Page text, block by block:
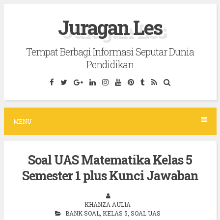
c
Juragan Les
Tempat Berbagi Informasi Seputar Dunia
Pendidikan
MENU
Soal UAS Matematika Kelas 5
Semester 1 plus Kunci Jawaban
KHANZA AULIA
BANK SOAL, KELAS 5 SOAL UAS